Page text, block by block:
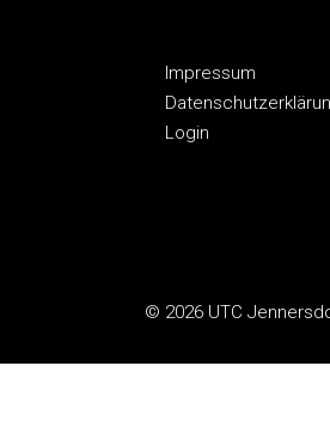
Impressum
Login
© 2026 UTC